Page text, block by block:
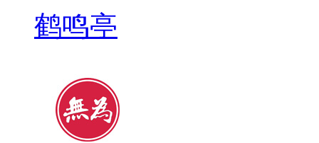
鹤鸣亭